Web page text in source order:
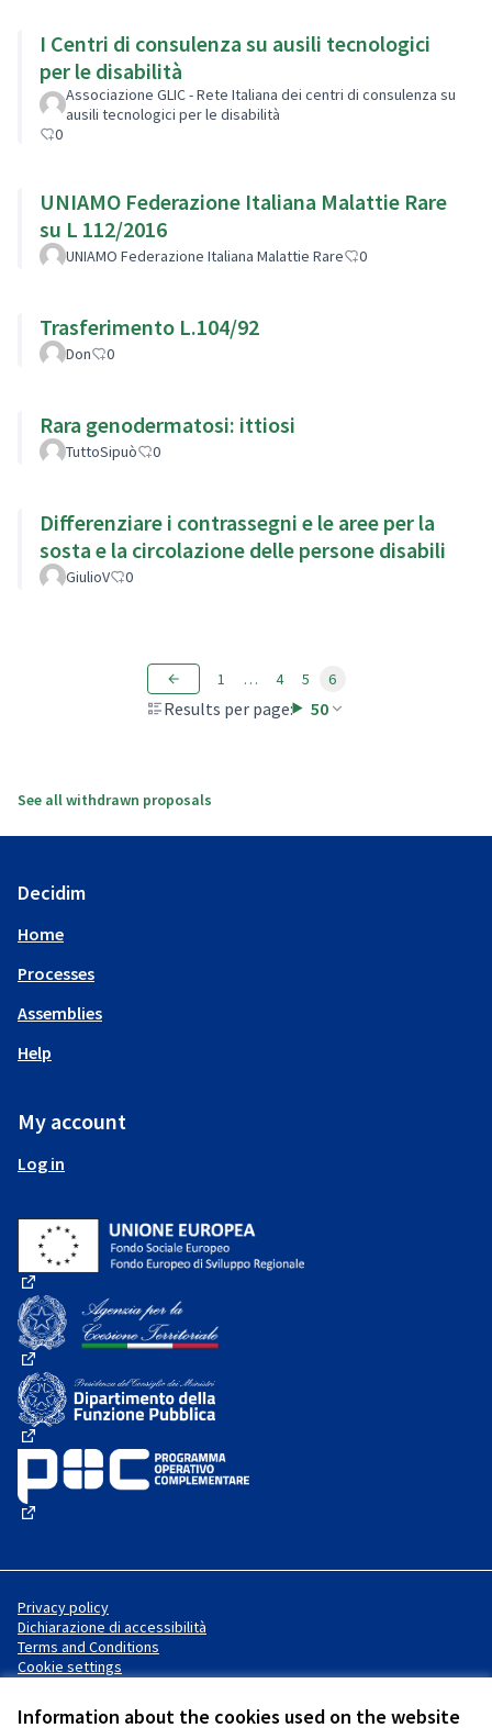
Information about the cookies used on the website
I Centri di consulenza su ausili tecnologici
per le disabilità
Associazione GLIC - Rete Italiana dei centri di consulenza su
ausili tecnologici per le disabilità
0
UNIAMO Federazione Italiana Malattie Rare
su L 112/2016
UNIAMO Federazione Italiana Malattie Rare 0
Trasferimento L.104/92
Don 0
Rara genodermatosi: ittiosi
TuttoSipuò 0
Differenziare i contrassegni e le aree per la
sosta e la circolazione delle persone disabili
GiulioV 0
Results per page: 50
1 … 4 5 6
See all withdrawn proposals
Decidim
Home
Processes
Assemblies
Help
My account
Log in
(External link)
(External link)
(External link)
Privacy policy
Dichiarazione di accessibilità
Terms and Conditions
Cookie settings